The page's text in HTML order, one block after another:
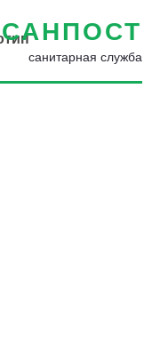
САНПОСТ
санитарная служба